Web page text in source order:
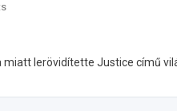
lerövidítette Justice című